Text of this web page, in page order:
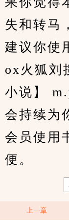
失和转马
建议你使
ox火狐刘
小说】
会持续为
会员使用
便。
上一章